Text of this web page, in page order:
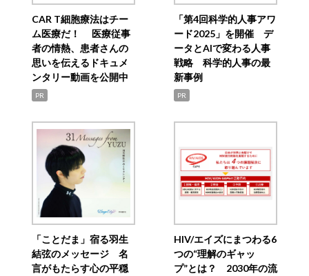
CAR T細胞療法はチー
ム医療だ！ 医療従事
者の情熱、患者さんの
思いを伝えるドキュメ
ンタリー動画を公開中
PR
「第4回科学的人事アワ
ード2025」を開催 デ
ータとAIで変わる人事
戦略 科学的人事の最
新事例
PR
「ことだま」宿る羽生
結弦のメッセージ 名
言がもたらす心の平穏
HIV/エイズにまつわる6
つの“理解のギャッ
プ”とは？ 2030年の流